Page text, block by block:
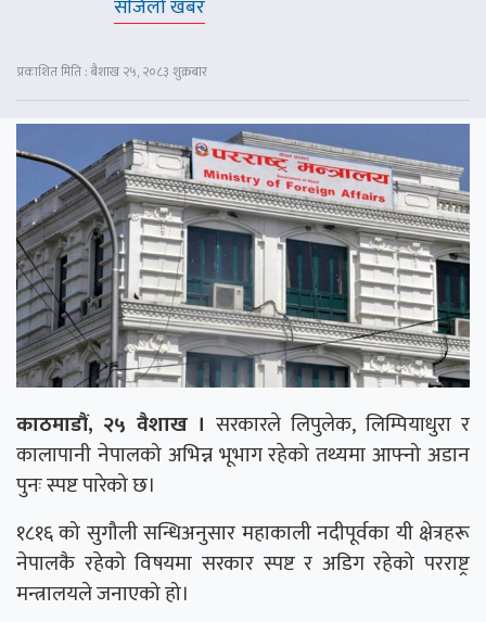
सजिलो खबर
प्रकाशित मिति : बैशाख २५, २०८३ शुक्रबार
काठमाडौं, २५ वैशाख । सरकारले लिपुलेक, लिम्पियाधुरा र
कालापानी नेपालको अभिन्न भूभाग रहेको तथ्यमा आफ्नो अडान
पुनः स्पष्ट पारेको छ।
१८१६ को सुगौली सन्धिअनुसार महाकाली नदीपूर्वका यी क्षेत्रहरू
नेपालकै रहेको विषयमा सरकार स्पष्ट र अडिग रहेको परराष्ट्र
मन्त्रालयले जनाएको हो।